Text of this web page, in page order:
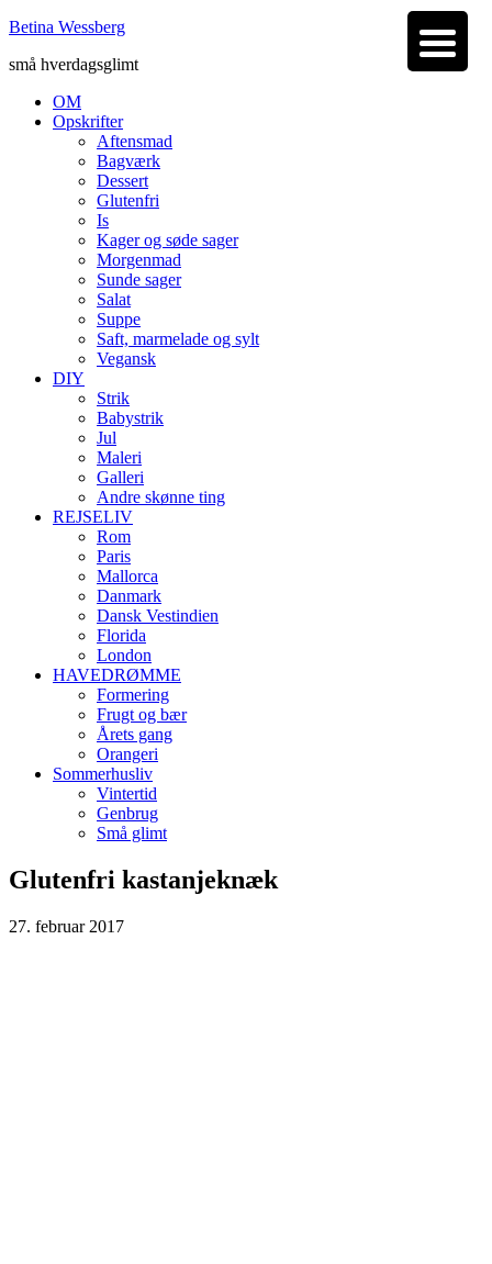
Betina Wessberg
små hverdagsglimt
OM
Opskrifter
Aftensmad
Bagværk
Dessert
Glutenfri
Is
Kager og søde sager
Morgenmad
Sunde sager
Salat
Suppe
Saft, marmelade og sylt
Vegansk
DIY
Strik
Babystrik
Jul
Maleri
Galleri
Andre skønne ting
REJSELIV
Rom
Paris
Mallorca
Danmark
Dansk Vestindien
Florida
London
HAVEDRØMME
Formering
Frugt og bær
Årets gang
Orangeri
Sommerhusliv
Vintertid
Genbrug
Små glimt
Glutenfri kastanjeknæk
27. februar 2017